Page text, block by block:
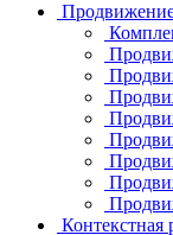
Контекстная